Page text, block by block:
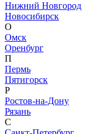
Нижний Новгород
Новосибирск
О
Омск
Оренбург
П
Пермь
Пятигорск
Р
Ростов-на-Дону
Рязань
С